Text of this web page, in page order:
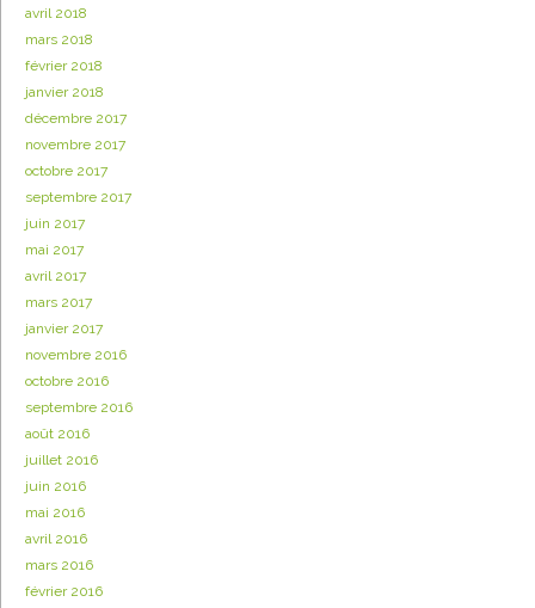
avril 2018
mars 2018
février 2018
janvier 2018
décembre 2017
novembre 2017
octobre 2017
septembre 2017
juin 2017
mai 2017
avril 2017
mars 2017
janvier 2017
novembre 2016
octobre 2016
septembre 2016
août 2016
juillet 2016
juin 2016
mai 2016
avril 2016
mars 2016
février 2016